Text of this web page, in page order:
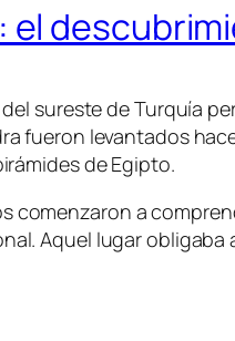
el
sureste de Turquía
fueron levantados
de Egipto.
comenzaron a
Aquel lugar obligaba